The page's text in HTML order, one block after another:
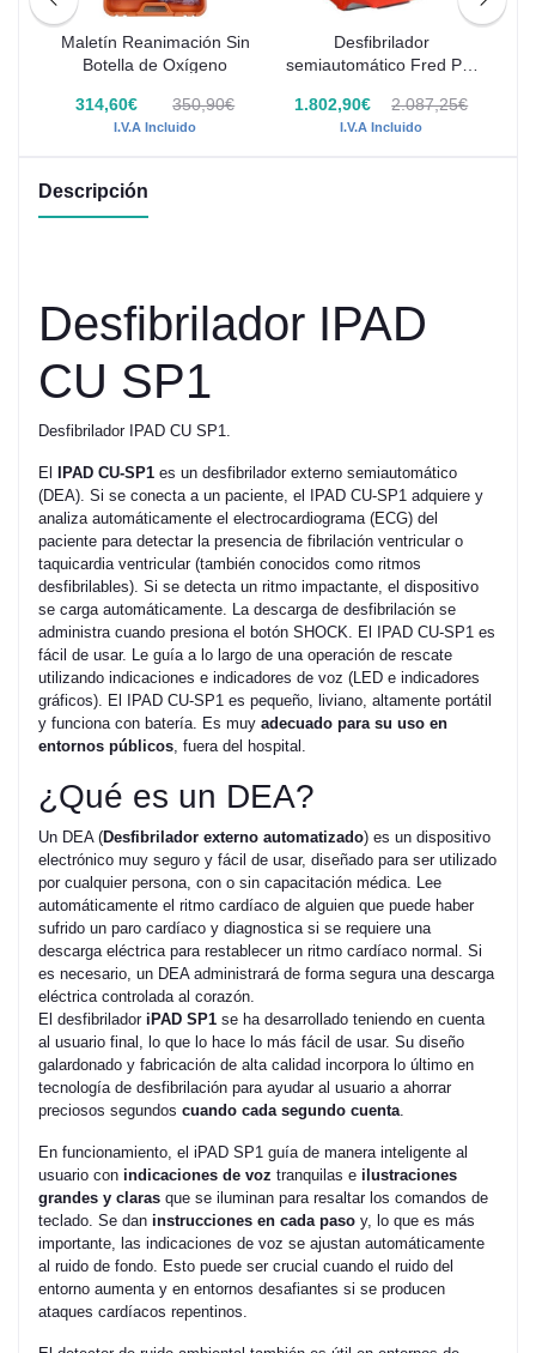
Maletín Reanimación Sin
Botella de Oxígeno
314,60€ 350,90€
I.V.A Incluido
Desfibrilador
semiautomático Fred PA-
1.802,90€
2.087,25€
I.V.A Incluido
Descripción
Desfibrilador IPAD
CU SP1
Desfibrilador IPAD CU SP1.
El IPAD CU-SP1 es un desfibrilador externo semiautomático
(DEA). Si se conecta a un paciente, el IPAD CU-SP1 adquiere y
analiza automáticamente el electrocardiograma (ECG) del
paciente para detectar la presencia de fibrilación ventricular o
taquicardia ventricular (también conocidos como ritmos
desfibrilables). Si se detecta un ritmo impactante, el dispositivo
se carga automáticamente. La descarga de desfibrilación se
administra cuando presiona el botón SHOCK. El IPAD CU-SP1 es
fácil de usar. Le guía a lo largo de una operación de rescate
utilizando indicaciones e indicadores de voz (LED e indicadores
gráficos). El IPAD CU-SP1 es pequeño, liviano, altamente portátil
y funciona con batería. Es muy adecuado para su uso en
entornos públicos , fuera del hospital.
¿Qué es un DEA?
Un DEA (Desfibrilador externo automatizado) es un dispositivo
electrónico muy seguro y fácil de usar, diseñado para ser utilizado
por cualquier persona, con o sin capacitación médica. Lee
automáticamente el ritmo cardíaco de alguien que puede haber
sufrido un paro cardíaco y diagnostica si se requiere una
descarga eléctrica para restablecer un ritmo cardíaco normal. Si
es necesario, un DEA administrará de forma segura una descarga
eléctrica controlada al corazón.
El desfibrilador iPAD SP1 se ha desarrollado teniendo en cuenta
al usuario final, lo que lo hace lo más fácil de usar. Su diseño
galardonado y fabricación de alta calidad incorpora lo último en
tecnología de desfibrilación para ayudar al usuario a ahorrar
preciosos segundos cuando cada segundo cuenta
En funcionamiento, el iPAD SP1 guía de manera inteligente al
usuario con indicaciones de voz tranquilas e ilustraciones
grandes y claras que se iluminan para resaltar los comandos de
teclado. Se dan instrucciones en cada paso y, lo que es más
importante, las indicaciones de voz se ajustan automáticamente
al ruido de fondo. Esto puede ser crucial cuando el ruido del
entorno aumenta y en entornos desafiantes si se producen
ataques cardíacos repentinos.